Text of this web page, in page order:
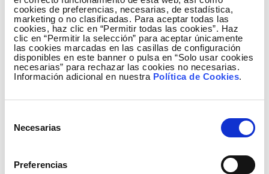
cookies de preferencias, necesarias, de estadística,
marketing o no clasificadas. Para aceptar todas las
cookies, haz clic en “Permitir todas las cookies”. Haz
clic en “Permitir la selección” para aceptar únicamente
las cookies marcadas en las casillas de configuración
disponibles en este banner o pulsa en “Solo usar cookies
necesarias” para rechazar las cookies no necesarias.
Información adicional en nuestra Política de Cookies.
Necesarias
Preferencias
sostenibilidad ZEPAS